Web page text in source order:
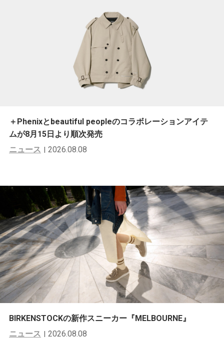
＋Phenixとbeautiful peopleのコラボレーションアイテ
ムが8月15日より順次発売
ニュース
2026.08.08
BIRKENSTOCKの新作スニーカー『MELBOURNE』
ニュース
2026.08.08